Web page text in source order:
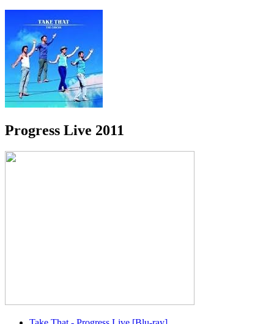
Progress Live 2011